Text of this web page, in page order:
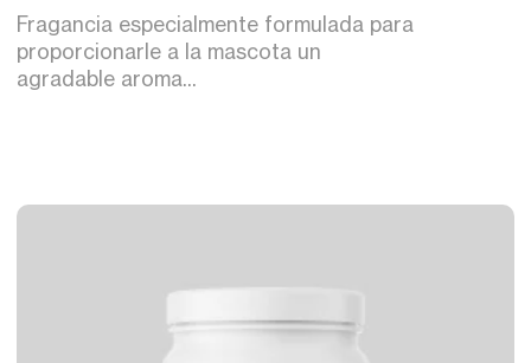
Fragancia especialmente formulada para
proporcionarle a la mascota un
agradable aroma...